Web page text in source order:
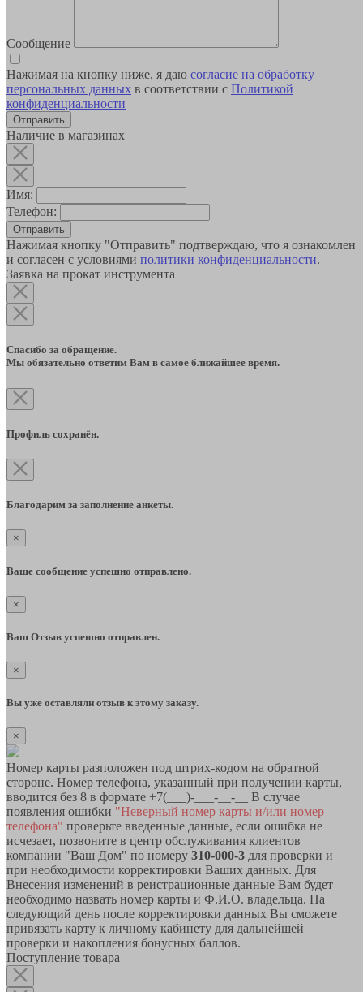
Сообщение
Нажимая на кнопку ниже, я даю согласие на обработку
персональных данных в соответствии с Политикой
конфиденциальности
Наличие в магазинах
Имя:
Телефон:
Отправить
Нажимая кнопку "Отправить" подтверждаю, что я ознакомлен
и согласен с условиями политики конфиденциальности.
Заявка на прокат инструмента
Спасибо за обращение.
Мы обязательно ответим Вам в самое ближайшее время.
Профиль сохранён.
Благодарим за заполнение анкеты.
×
Ваше сообщение успешно отправлено.
×
Ваш Отзыв успешно отправлен.
×
Вы уже оставляли отзыв к этому заказу.
×
Номер карты разположен под штрих-кодом на обратной
стороне. Номер телефона, указанный при получении карты,
вводится без 8 в формате +7(___)-___-__-__ В случае
появления ошибки "Неверный номер карты и/или номер
телефона" проверьте введенные данные, если ошибка не
исчезает, позвоните в центр обслуживания клиентов
компании "Ваш Дом" по номеру 310-000-3 для проверки и
при необходимости корректировки Ваших данных. Для
Внесения изменений в реистрационные данные Вам будет
необходимо назвать номер карты и Ф.И.О. владельца. На
следующий день после корректировки данных Вы сможете
привязать карту к личному кабинету для дальнейшей
проверки и накопления бонусных баллов.
Поступление товара